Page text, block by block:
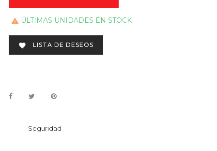
 ÚLTIMAS UNIDADES EN STOCK
 LISTA DE DESEOS
Seguridad